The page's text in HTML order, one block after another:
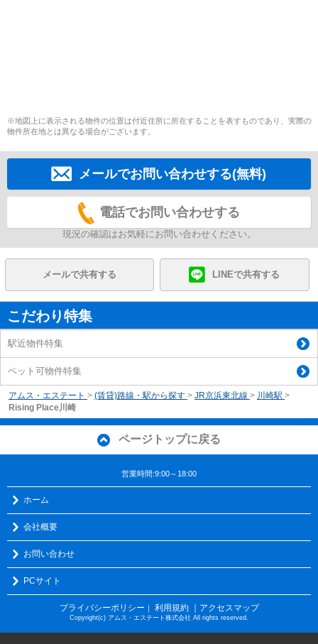
※地図上に表示される物件の位置は付近住所に所在することを表すものであり、実際の
物件所在地とは異なる場合がございます。
メールでお問い合わせする(無料)
電話でお問い合わせする
現況の確認はお気軽にお問い合わせください。
メールで共有する LINEで共有する
こだわり特集
駅近物件特集
ペット可物件特集
アムス・エステート > (賃貸)路線・駅から探す > JR京浜東北線 > 川崎駅 >
Rising Place川崎
ページトップに戻る
営業時間:9:00～18:00
ホーム
会社概要
お問い合わせ
PCサイト
プライバシーポリシー 利用規約 ｜アクセスマップ
Copyright(c) アムス・エステート株式会社 All rights reserved.